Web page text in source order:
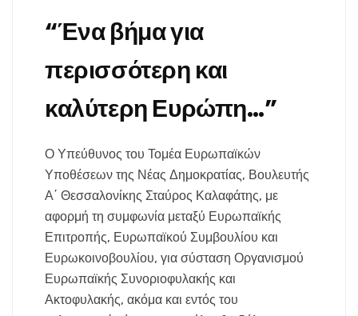
“Ένα βήμα για
περισσότερη και
καλύτερη Ευρώπη…”
Ο Υπεύθυνος του Τομέα Ευρωπαϊκών
Υποθέσεων της Νέας Δημοκρατίας, Βουλευτής
Α΄ Θεσσαλονίκης Σταύρος Καλαφάτης, με
αφορμή τη συμφωνία μεταξύ Ευρωπαϊκής
Επιτροπής, Ευρωπαϊκού Συμβουλίου και
Ευρωκοινοβουλίου, για σύσταση Οργανισμού
Ευρωπαϊκής Συνοριοφυλακής και
Ακτοφυλακής, ακόμα και εντός του